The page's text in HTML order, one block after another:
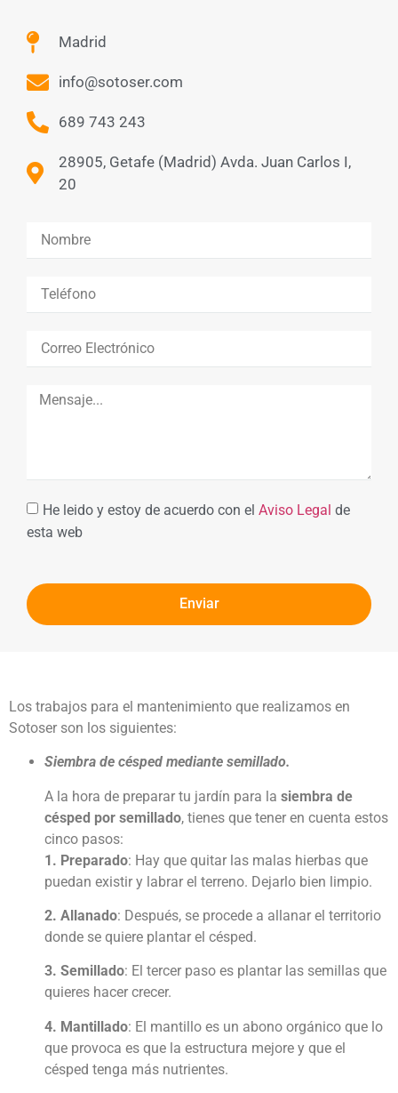
Madrid
info@sotoser.com
689 743 243
28905, Getafe (Madrid) Avda. Juan Carlos I,
20
He leido y estoy de acuerdo con el Aviso Legal de
esta web
Enviar
Los trabajos para el mantenimiento que realizamos en
Sotoser son los siguientes:
Siembra de césped mediante semillado.
A la hora de preparar tu jardín para la siembra de
césped por semillado, tienes que tener en cuenta estos
cinco pasos:
1. Preparado: Hay que quitar las malas hierbas que
puedan existir y labrar el terreno. Dejarlo bien limpio.
2. Allanado: Después, se procede a allanar el territorio
donde se quiere plantar el césped.
3. Semillado: El tercer paso es plantar las semillas que
quieres hacer crecer.
4. Mantillado: El mantillo es un abono orgánico que lo
que provoca es que la estructura mejore y que el
césped tenga más nutrientes.